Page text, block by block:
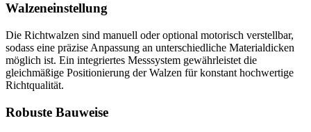
Walzeneinstellung
Die Richtwalzen sind manuell oder optional motorisch verstellbar,
sodass eine präzise Anpassung an unterschiedliche Materialdicken
möglich ist. Ein integriertes Messsystem gewährleistet die
gleichmäßige Positionierung der Walzen für konstant hochwertige
Richtqualität.
Robuste Bauweise